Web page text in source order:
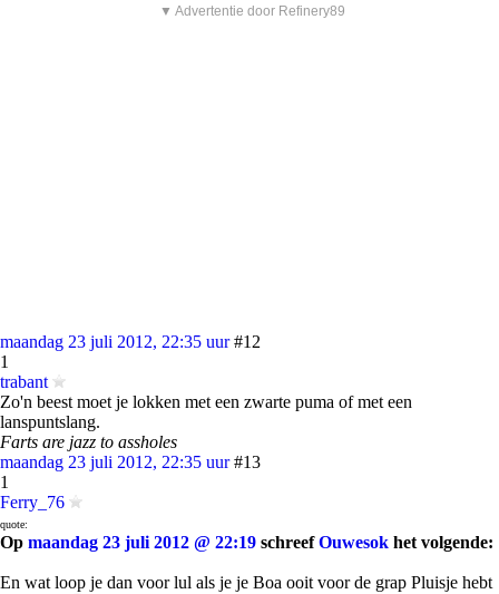
▼ Advertentie door Refinery89
maandag 23 juli 2012, 22:35 uur #12
1
trabant
Zo'n beest moet je lokken met een zwarte puma of met een
lanspuntslang.
Farts are jazz to assholes
maandag 23 juli 2012, 22:35 uur #13
1
Ferry_76
quote:
Op maandag 23 juli 2012 @ 22:19 schreefOuwesok het volgende:
En wat loop je dan voor lul als je je Boa ooit voor de grap Pluisje hebt